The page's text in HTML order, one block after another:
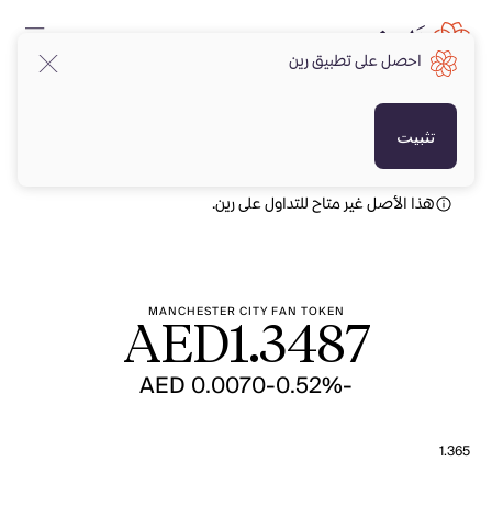
هذا الأصل غير متاح للتداول على رين.
MANCHESTER CITY FAN TOKEN
AED1.3487
-0.52%
-AED 0.0070
1.365
احصل على تطبيق رين
تثبيت